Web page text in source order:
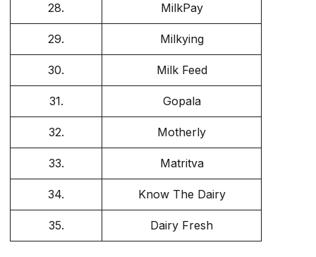
28. MilkPay
29. Milkying
30. Milk Feed
31. Gopala
32. Motherly
33. Matritva
34. Know The Dairy
35. Dairy Fresh